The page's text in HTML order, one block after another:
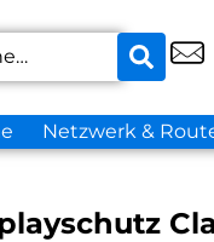
Netzwerk &